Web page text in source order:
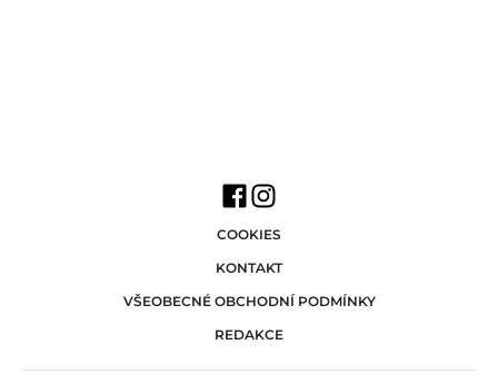
COOKIES
KONTAKT
VŠEOBECNÉ OBCHODNÍ PODMÍNKY
REDAKCE